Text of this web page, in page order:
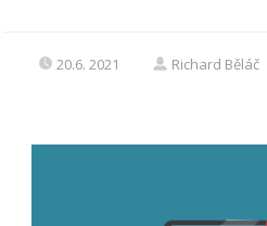
20.6. 2021 Richard Běláč